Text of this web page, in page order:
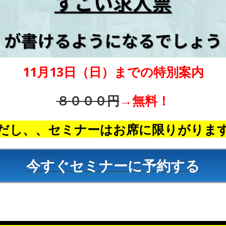
11月13日（日）までの特別案内
８０００円→無料！
し、、セミナーはお席に限りがりま
今すぐセミナーに予約する